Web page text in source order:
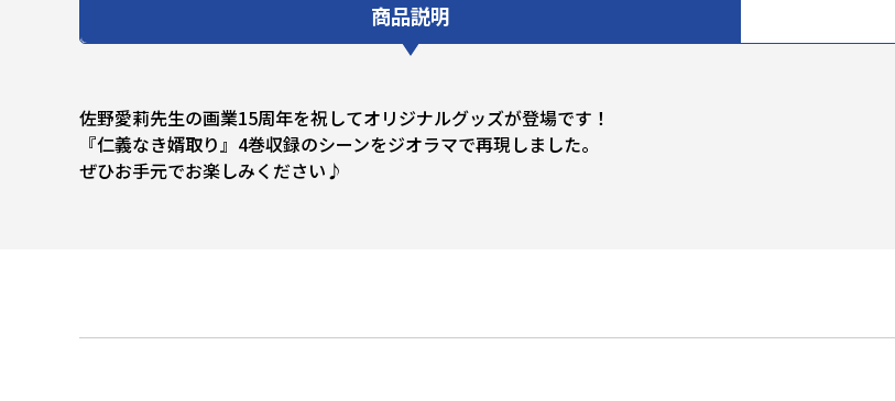
商品説明
佐野愛莉先生の画業15周年を祝してオリジナルグッズが登場です！
『仁義なき婿取り』4巻収録のシーンをジオラマで再現しました。
ぜひお手元でお楽しみください♪